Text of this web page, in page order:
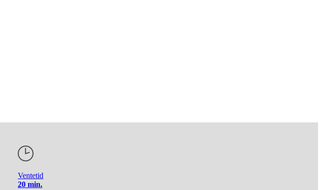
Ventetid
20 min.